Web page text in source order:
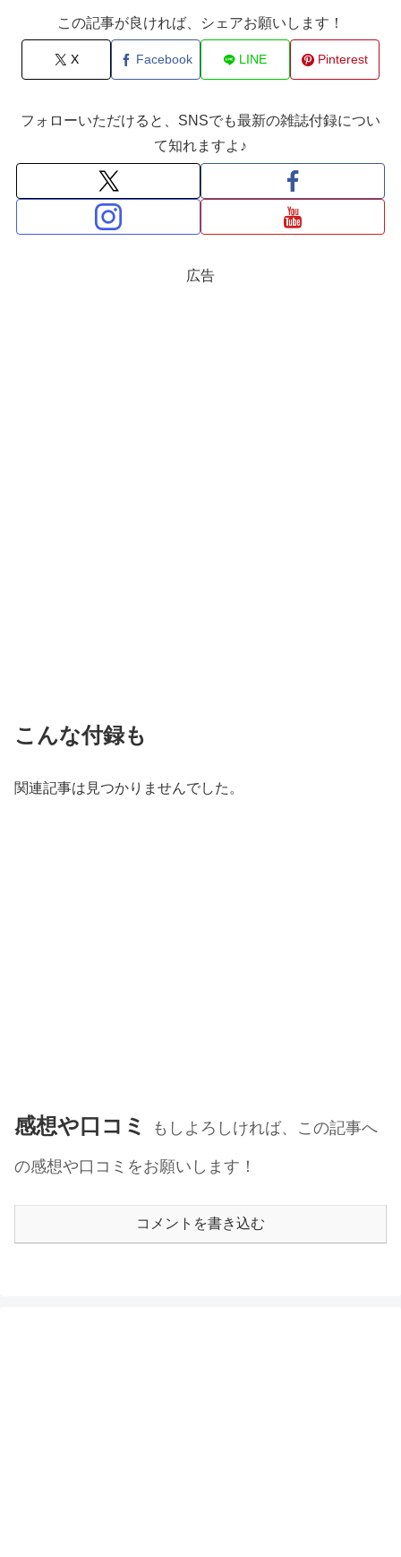
この記事が良ければ、シェアお願いします！
X Facebook LINE Pinterest
フォローいただけると、SNSでも最新の雑誌付録につい
て知れますよ♪
広告
こんな付録も
関連記事は見つかりませんでした。
感想や口コミ
もしよろしければ、この記事へ
の感想や口コミをお願いします！
コメントを書き込む